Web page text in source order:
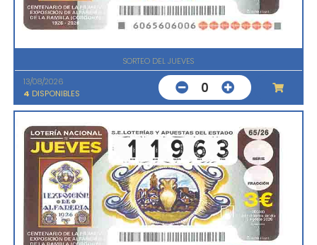
SORTEO DEL JUEVES
13/08/2026
4 DISPONIBLES 0